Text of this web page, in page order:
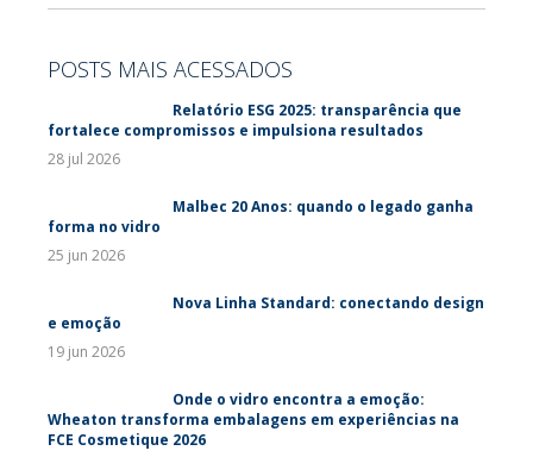
POSTS MAIS ACESSADOS
Relatório ESG 2025: transparência que
fortalece compromissos e impulsiona resultados
28 jul 2026
Malbec 20 Anos: quando o legado ganha
forma no vidro
25 jun 2026
Nova Linha Standard: conectando design
e emoção
19 jun 2026
Onde o vidro encontra a emoção:
Wheaton transforma embalagens em experiências na
FCE Cosmetique 2026